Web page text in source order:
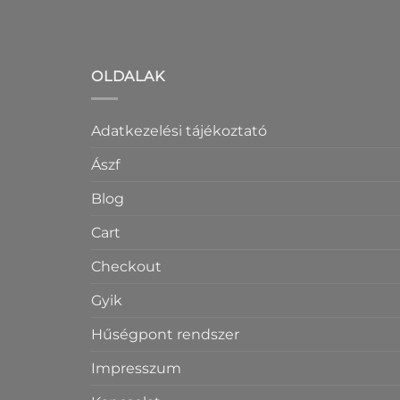
OLDALAK
Adatkezelési tájékoztató
Ászf
Blog
Cart
Checkout
Gyik
Hűségpont rendszer
Impresszum